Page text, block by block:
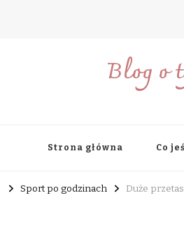
Blog o
Strona główna Co
Sport po godzinach Duże